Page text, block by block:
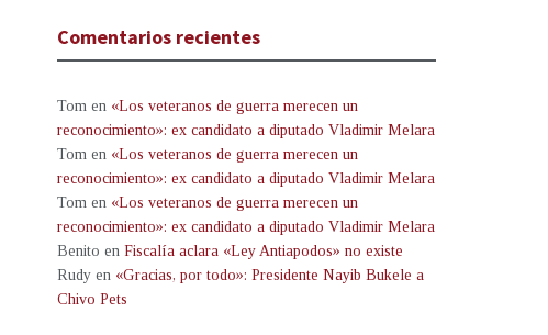
Comentarios recientes
Tom en «Los veteranos de guerra merecen un
reconocimiento»: ex candidato a diputado Vladimir Melara
Tom en «Los veteranos de guerra merecen un
reconocimiento»: ex candidato a diputado Vladimir Melara
Tom en «Los veteranos de guerra merecen un
reconocimiento»: ex candidato a diputado Vladimir Melara
Benito en Fiscalía aclara «Ley Antiapodos» no existe
Rudy en «Gracias, por todo»: Presidente Nayib Bukele a
Chivo Pets